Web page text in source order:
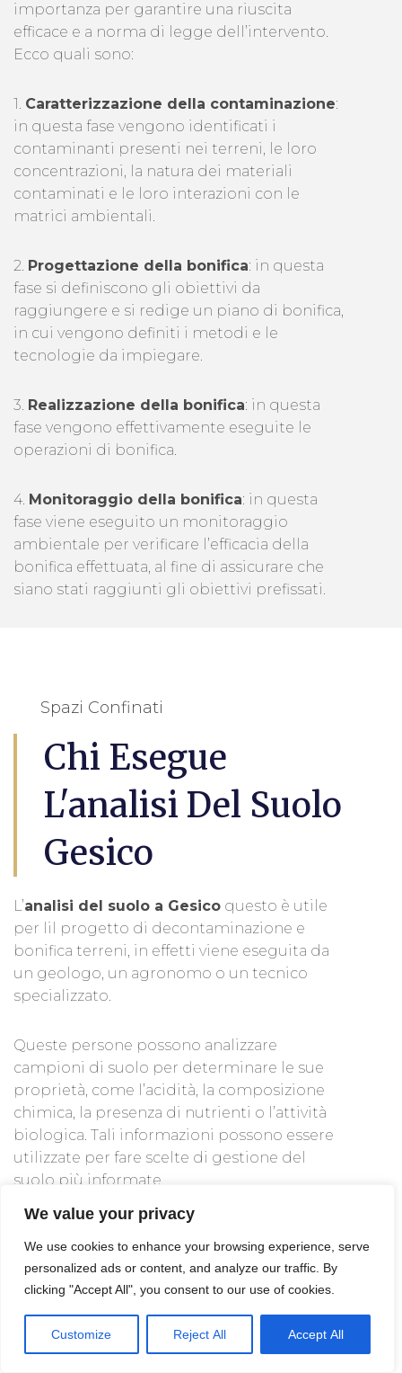
We value your privacy
We use cookies to enhance your browsing experience, serve
personalized ads or content, and analyze our traffic. By
clicking "Accept All", you consent to our use of cookies.
Customize Reject All Accept All
importanza per garantire una riuscita
efficace e a norma di legge dell’intervento.
Ecco quali sono:
1. Caratterizzazione della contaminazione:
in questa fase vengono identificati i
contaminanti presenti nei terreni, le loro
concentrazioni, la natura dei materiali
contaminati e le loro interazioni con le
matrici ambientali.
2. Progettazione della bonifica: in questa
fase si definiscono gli obiettivi da
raggiungere e si redige un piano di bonifica,
in cui vengono definiti i metodi e le
tecnologie da impiegare.
3. Realizzazione della bonifica: in questa
fase vengono effettivamente eseguite le
operazioni di bonifica.
4. Monitoraggio della bonifica: in questa
fase viene eseguito un monitoraggio
ambientale per verificare l’efficacia della
bonifica effettuata, al fine di assicurare che
siano stati raggiunti gli obiettivi prefissati.
Spazi Confinati
Chi Esegue
L'analisi Del Suolo
Gesico
L’analisi del suolo a Gesico questo è utile
per lil progetto di decontaminazione e
bonifica terreni, in effetti viene eseguita da
un geologo, un agronomo o un tecnico
specializzato.
Queste persone possono analizzare
campioni di suolo per determinare le sue
proprietà, come l’acidità, la composizione
chimica, la presenza di nutrienti o l’attività
biologica. Tali informazioni possono essere
utilizzate per fare scelte di gestione del
suolo più informate.
Gesico? Sul nostro sito trovi le migliori
aziende e i professionisti della provincia:
richiedi senza impegno tutti i preventivi che
vuoi e seleziona il referente migliore per te!